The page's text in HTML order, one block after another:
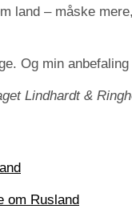
land – måske
Og min
Lindhardt &
om Rusland